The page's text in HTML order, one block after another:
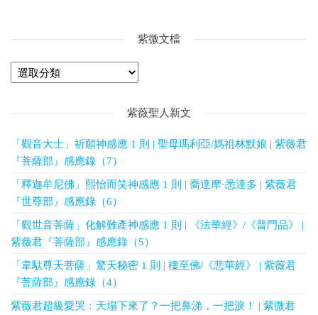
紫微文檔
紫薇聖人新文
「觀音大士」祈願神感應 1 則 | 聖母瑪利亞/媽祖林默娘 | 紫薇君
『菩薩部』感應錄（7）
「釋迦牟尼佛」熙怡而笑神感應 1 則 | 喬達摩·悉達多 | 紫薇君
『世尊部』感應錄（6）
「觀世音菩薩」化解難產神感應 1 則 | 《法華經》/《普門品》 |
紫薇君『菩薩部』感應錄（5）
「韋馱尊天菩薩」驚天秘密 1 則 | 樓至佛/《悲華經》 | 紫薇君
『菩薩部』感應錄（4）
紫薇君超級愛哭：天塌下來了？一把鼻涕，一把淚！ | 紫微君